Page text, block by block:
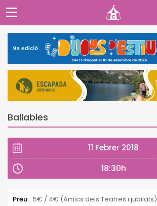
Ballables
11 Febrer 2018
18:30h
Preu: 5€ / 4€ (Amics dels Teatres i jubilats)